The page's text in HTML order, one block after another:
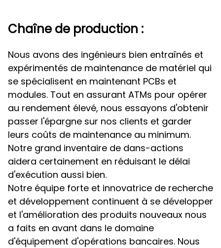
Chaîne de production :
Nous avons des ingénieurs bien entraînés et
expérimentés de maintenance de matériel qui
se spécialisent en maintenant PCBs et
modules. Tout en assurant ATMs pour opérer
au rendement élevé, nous essayons d'obtenir
passer l'épargne sur nos clients et garder
leurs coûts de maintenance au minimum.
Notre grand inventaire de dans-actions
aidera certainement en réduisant le délai
d'exécution aussi bien.
Notre équipe forte et innovatrice de recherche
et développement continuent à se développer
et l'amélioration des produits nouveaux nous
a faits en avant dans le domaine
d'équipement d'opérations bancaires. Nous